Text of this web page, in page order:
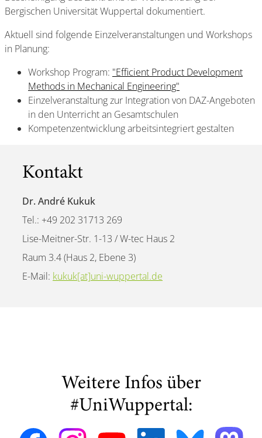
Bergischen Universität Wuppertal dokumentiert.
Aktuell sind folgende Einzelveranstaltungen und Workshops
in Planung:
Workshop Program: "Efficient Product Development
Methods in Mechanical Engineering"
Einzelveranstaltung zur Integration von DAZ-Angeboten
in den Unterricht an Gesamtschulen
Kompetenzentwicklung arbeitsintegriert gestalten
Kontakt
Dr. André Kukuk
Tel.: +49 202 31713 269
Lise-Meitner-Str. 1-13 / W-tec Haus 2
Raum 3.4 (Haus 2, Ebene 3)
E-Mail: kukuk[at]uni-wuppertal.de
Weitere Infos über
#UniWuppertal: